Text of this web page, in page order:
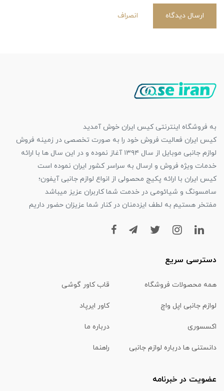
ارسال دیدگاه انصراف
به فروشگاه اینترنتی کیس ایران خوش آمدید
کیس ایران فعالیت فروش خود را به صورت تخصصی در زمینه فروش
لوازم جانبی موبایل از سال ۱۳۹۴ آغاز نموده و در این سال ها با ارائه
خدمات ویژه فروش و ارسال به سراسر کشور ایران نموده است
کیس ایران با ارائه پکیج محصولی از انواع لوازم جانبی آیفون؛
سامسونگ و شیائومی در خدمت شما کاربران عزیز میباشد
مفتخر هستیم به لطف ایزدمنان در کنار شما عزیزان حضور داریم
دسترسی سریع
همه محصولات فروشگاه قاب کاور گوشی
لوازم جانبی اپل واچ کاور ایرپاد
اکسسوری درباره ما
دانستنی ها درباره لوازم جانبی راهنما
عضویت در خبرنامه